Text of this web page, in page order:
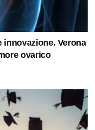
Verona
ovarico